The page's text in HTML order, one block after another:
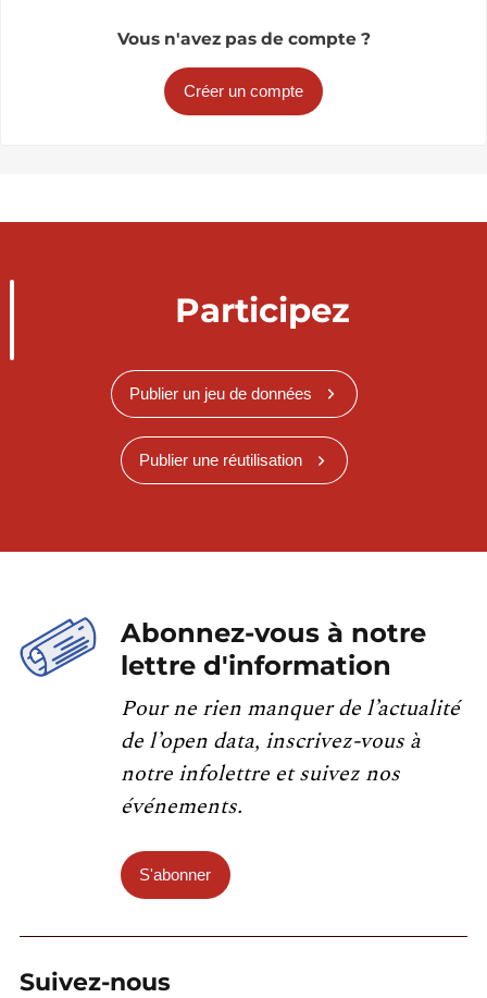
Vous n'avez pas de compte ?
Créer un compte
Participez
Publier un jeu de données
Publier une réutilisation
Abonnez-vous à notre
lettre d'information
Pour ne rien manquer de l’actualité
de l’open data, inscrivez-vous à
notre infolettre et suivez nos
événements.
S'abonner
Suivez-nous